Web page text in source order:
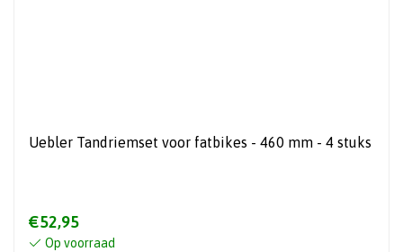
Uebler Tandriemset voor fatbikes - 460 mm - 4 stuks
€52,95
Op voorraad